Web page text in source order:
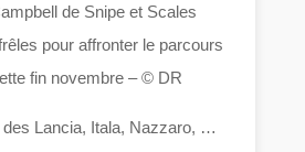
de Snipe et Scales
pour affronter le parcours
fin novembre – © DR
Lancia, Itala, Nazzaro, …